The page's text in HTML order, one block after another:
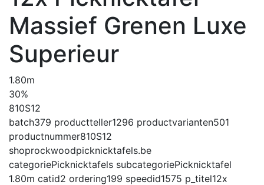
Massief Grenen Luxe
Superieur
1.80m
30%
810S12
batch379 productteller1296 productvarianten501
productnummer810S12
shoprockwoodpicknicktafels.be
categoriePicknicktafels subcategoriePicknicktafel
1.80m catid2 ordering199 speedid1575 p_titel12x